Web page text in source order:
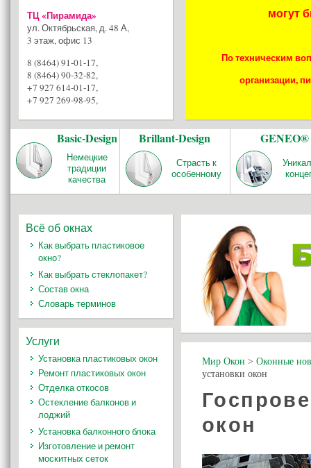
ТЦ «Пирамида»
ул. Октябрьская, д. 48 А,
3 этаж, офис 13
8 (8464) 91-01-17,
8 (8464) 90-32-82,
+7 927 614-01-17,
+7 927 269-98-95,
могут
По техническим
организации,
Basic-Design
Немецкие
традиции
качества
Brillant-Design
Страсть к
особенному
GENEO®
Мир Окон > Оконные
установки окон
окон
Всё об окнах
Как выбрать пластиковое
окно?
Как выбрать стеклопакет?
Состав окна
Словарь терминов
Услуги
Установка пластиковых окон
Ремонт пластиковых окон
Отделка откосов
Остекление балконов и
лоджий
Установка балконного блока
Изготовление и ремонт
москитных сеток